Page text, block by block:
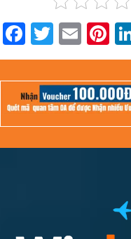
Facebook
Twitter